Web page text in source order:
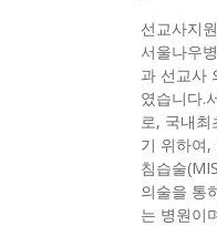
선교사지
서울나우
과 선교사
였습니다.
로, 국내
기 위하여,
침습술
의술을 통
는 병원이